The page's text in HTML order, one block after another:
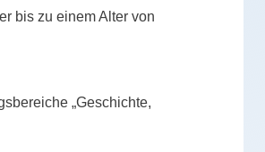
bis zu einem Alter von
„Geschichte,